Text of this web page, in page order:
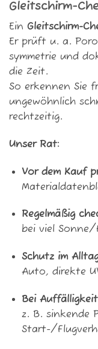
Gleitschirm-
Ein Gleitschirm-
Er prüft u. a.
symmetrie und
die Zeit.
So erkennen Sie
ungewöhnlich
rechtzeitig.
Unser Rat:
Vor dem Kauf
Regelmäßig
bei viel
Schutz im
Auto, direkte
Bei
z. B. sinkende
Start-/